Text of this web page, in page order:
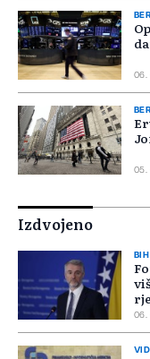
06.
05.
Izdvojeno
BIH
06.